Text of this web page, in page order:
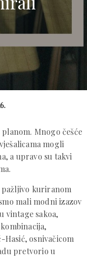
Mnogo češće
mogli
a upravo su takvi
kuriranom
mali modni izazov
vintage sakoa,
osnivačicom
pretvorio u